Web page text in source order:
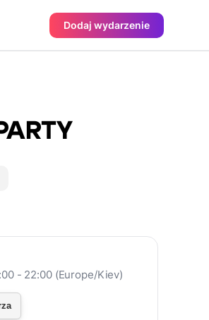
Dodaj wydarzenie
- 22:00 (Europe/Kiev)